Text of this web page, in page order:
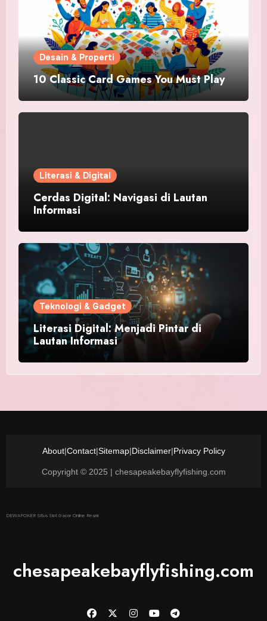
Desain & Properti
10 Classic Card Games You Must Play
Literasi & Digital
Cerdas Digital: Navigasi di Lautan
Informasi
Teknologi & Gadget
Literasi Digital: Menjadi Pintar di
Lautan Informasi
About|Contact|Sitemap|Disclaimer|Privacy Policy
Copyright © 2025 | chesapeakebayflyfishing.com
DEWAPOKER Situs Slot Gacor Online Resmi
chesapeakebayflyfishing.com